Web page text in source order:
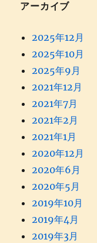
アーカイブ
2025年12月
2025年10月
2025年9月
2021年12月
2021年7月
2021年2月
2021年1月
2020年12月
2020年6月
2020年5月
2019年10月
2019年4月
2019年3月